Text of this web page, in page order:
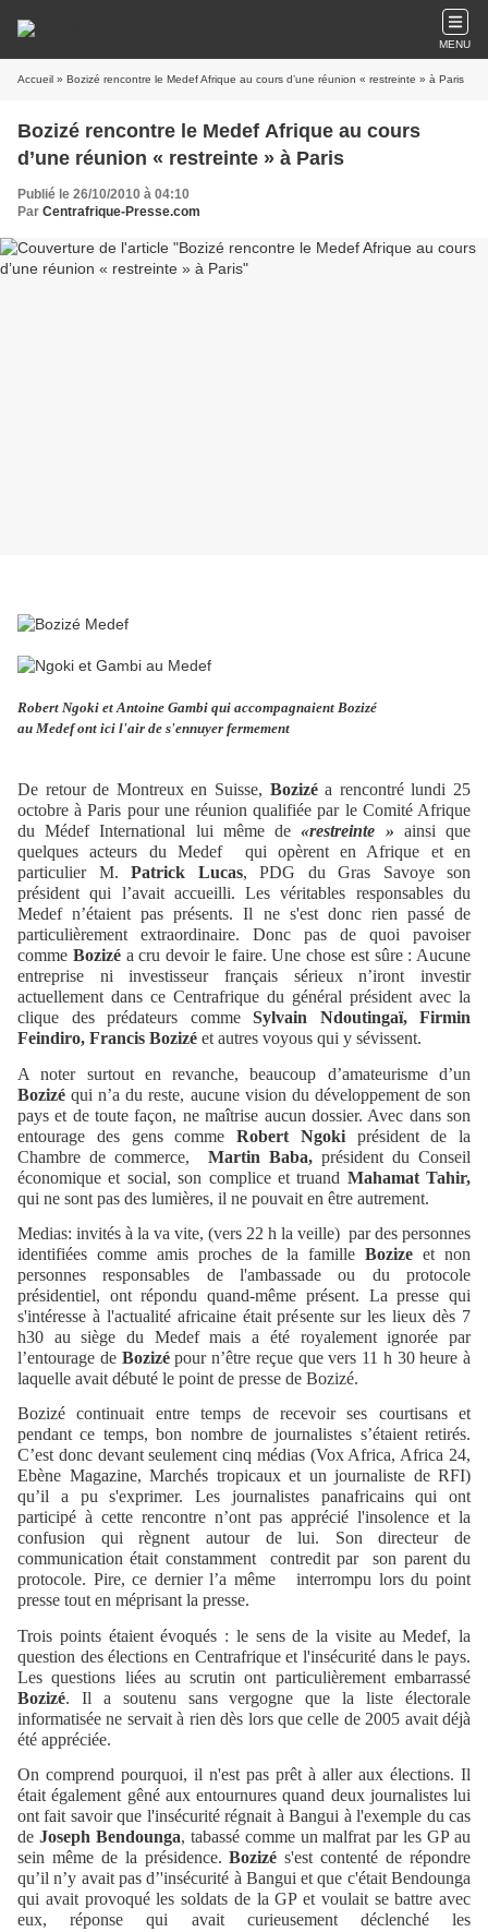
MENU
Accueil » Bozizé rencontre le Medef Afrique au cours d’une réunion « restreinte » à Paris
Bozizé rencontre le Medef Afrique au cours
d’une réunion « restreinte » à Paris
Publié le 26/10/2010 à 04:10
Par Centrafrique-Presse.com
Robert Ngoki et Antoine Gambi qui accompagnaient Bozizé
au Medef ont ici l'air de s'ennuyer fermement
De retour de Montreux en Suisse, Bozizéa rencontré lundi 25
octobre à Paris pour une réunion qualifiée par le Comité Afrique
du Médef International lui même de«restreinte » ainsi que
quelques acteurs du Medef qui opèrent en Afrique et en
particulier M. Patrick Lucas, PDG du Gras Savoye son
président qui l’avait accueilli. Les véritables responsables du
Medef n’étaient pas présents. Il ne s'est donc rien passé de
particulièrement extraordinaire. Donc pas de quoi pavoiser
comme Bozizéa cru devoir le faire. Une chose est sûre : Aucune
entreprise ni investisseur français sérieux n’iront investir
actuellement dans ce Centrafrique du général président avec la
clique des prédateurs comme Sylvain Ndoutingaï, Firmin
Feindiro, Francis Bozizé et autres voyous qui y sévissent.
A noter surtout en revanche, beaucoup d’amateurisme d’un
Bozizé qui n’a du reste, aucune vision du développement de son
pays et de toute façon, ne maîtrise aucun dossier. Avec dans son
entourage des gens comme Robert Ngokiprésident de la
Chambre de commerce,
Martin Baba,président du Conseil
économique et social, son complice et truand Mahamat Tahir,
qui ne sont pas des lumières, il ne pouvait en être autrement.
Medias: invités à la va vite, (vers 22 h la veille) par des personnes
identifiées comme amis proches de la familleBozize et non
personnes responsables de l'ambassade ou du protocole
présidentiel, ont répondu quand-même présent. La presse qui
s'intéresse à l'actualité africaine était présente sur les lieux dès 7
h30 au siège du Medef mais a été royalement ignorée par
l’entourage de Bozizépour n’être reçue que vers 11 h 30 heure à
laquelle avait débuté le point de presse de Bozizé.
Bozizé continuait entre temps de recevoir ses courtisans et
pendant ce temps, bon nombre de journalistes s’étaient retirés.
C’est donc devant seulement cinq médias (Vox Africa, Africa 24,
Ebène Magazine, Marchés tropicaux et un journaliste de RFI)
qu’il a pu s'exprimer. Les journalistes panafricains qui ont
participé à cette rencontre n’ont pas apprécié l'insolence et la
confusion qui règnent autour de lui. Son directeur de
communication était constamment contredit par son parent du
protocole. Pire, ce dernier l’a même
interrompu lors du point
presse tout en méprisant la presse.
Trois points étaient évoqués : le sens de la visite au Medef, la
question des élections en Centrafrique et l'insécurité dans le pays.
Les questions liées au scrutin ont particulièrement embarrassé
Bozizé. Il a soutenu sans vergogne que la liste électorale
informatisée ne servait à rien dès lors que celle de 2005 avait déjà
été appréciée.
On comprend pourquoi, il n'est pas prêt à aller aux élections. Il
était également gêné aux entournures quand deux journalistes lui
ont fait savoir que l'insécurité régnait à Bangui à l'exemple du cas
de Joseph Bendounga, tabassé comme un malfrat par les GP au
sein même de la présidence.Bozizé s'est contenté de répondre
qu’il n’y avait pas d’'insécurité à Bangui et que c'était Bendounga
qui avait provoqué les soldats de la GP et voulait se battre avec
eux, réponse qui avait curieusement déclenché les